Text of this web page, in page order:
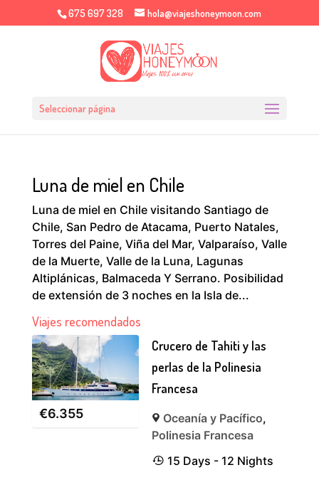
675 697 328 hola@viajeshoneymoon.com
Seleccionar página
Luna de miel en Chile
Luna de miel en Chile visitando Santiago de
Chile, San Pedro de Atacama, Puerto Natales,
Torres del Paine, Viña del Mar, Valparaíso, Valle
de la Muerte, Valle de la Luna, Lagunas
Altiplánicas, Balmaceda Y Serrano. Posibilidad
de extensión de 3 noches en la Isla de...
Viajes recomendados
€6.355
Crucero de Tahiti y las
perlas de la Polinesia
Francesa
Oceanía y Pacífico,
Polinesia Francesa
15 Days - 12 Nights